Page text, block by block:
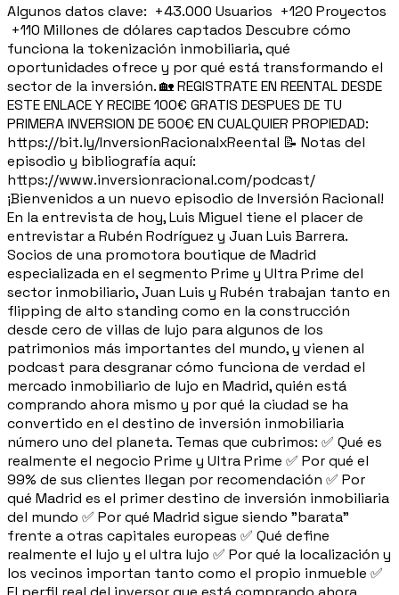
Algunos datos clave: +43.000 Usuarios +120 Proyectos
+110 Millones de dólares captados Descubre cómo
funciona la tokenización inmobiliaria, qué
oportunidades ofrece y por qué está transformando el
sector de la inversión. 🏡 REGISTRATE EN REENTAL DESDE
ESTE ENLACE Y RECIBE 100€ GRATIS DESPUES DE TU
PRIMERA INVERSION DE 500€ EN CUALQUIER PROPIEDAD:
https://bit.ly/InversionRacionalxReental 📝 Notas del
episodio y bibliografía aquí:
https://www.inversionracional.com/podcast/
¡Bienvenidos a un nuevo episodio de Inversión Racional!
En la entrevista de hoy, Luis Miguel tiene el placer de
entrevistar a Rubén Rodríguez y Juan Luis Barrera.
Socios de una promotora boutique de Madrid
especializada en el segmento Prime y Ultra Prime del
sector inmobiliario, Juan Luis y Rubén trabajan tanto en
flipping de alto standing como en la construcción
desde cero de villas de lujo para algunos de los
patrimonios más importantes del mundo, y vienen al
podcast para desgranar cómo funciona de verdad el
mercado inmobiliario de lujo en Madrid, quién está
comprando ahora mismo y por qué la ciudad se ha
convertido en el destino de inversión inmobiliaria
número uno del planeta. Temas que cubrimos: ✅ Qué es
realmente el negocio Prime y Ultra Prime ✅ Por qué el
99% de sus clientes llegan por recomendación ✅ Por
qué Madrid es el primer destino de inversión inmobiliaria
del mundo ✅ Por qué Madrid sigue siendo "barata"
frente a otras capitales europeas ✅ Qué define
realmente el lujo y el ultra lujo ✅ Por qué la localización y
los vecinos importan tanto como el propio inmueble ✅